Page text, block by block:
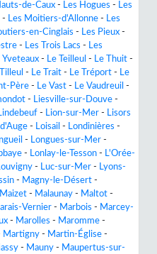
de-Caux - Les Hogues - Les
- Les Moitiers-d'Allonne - Les
en-Cinglais - Les Pieux -
- Les Trois Lacs - Les
Yveteaux - Le Teilleul - Le Thuit -
- Le Trait - Le Tréport - Le
Père - Le Vast - Le Vaudreuil -
- Liesville-sur-Douve -
Lindebeuf - Lion-sur-Mer - Lisors
- Loisail - Londinières -
- Longues-sur-Mer -
- Lonlay-le-Tesson - L'Orée-
- Luc-sur-Mer - Lyons-
- Magny-le-Désert -
Maizet - Malaunay - Maltot -
Vernier - Marbois - Marcey-
- Marolles - Maromme -
Martigny - Martin-Église -
- Mauny - Maupertus-sur-